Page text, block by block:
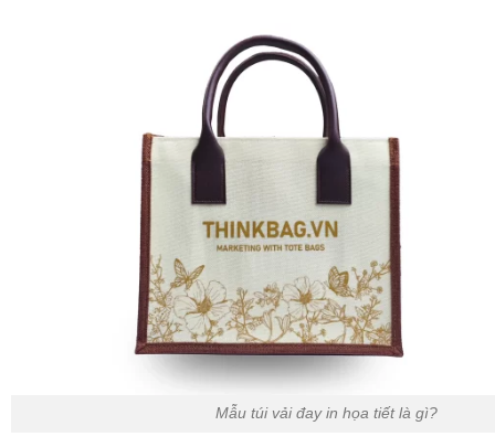
Mẫu túi vải đay in họa tiết là gì?